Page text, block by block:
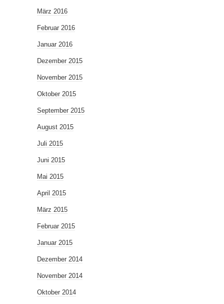
März 2016
Februar 2016
Januar 2016
Dezember 2015
November 2015
Oktober 2015
September 2015
August 2015
Juli 2015
Juni 2015
Mai 2015
April 2015
März 2015
Februar 2015
Januar 2015
Dezember 2014
November 2014
Oktober 2014